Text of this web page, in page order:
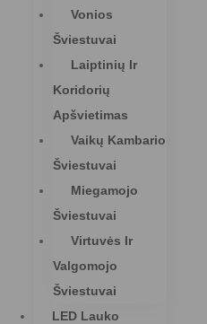
Vonios
Šviestuvai
Laiptinių Ir
Koridorių
Apšvietimas
Vaikų Kambario
Šviestuvai
Miegamojo
Šviestuvai
Virtuvės Ir
Valgomojo
Šviestuvai
LED Lauko